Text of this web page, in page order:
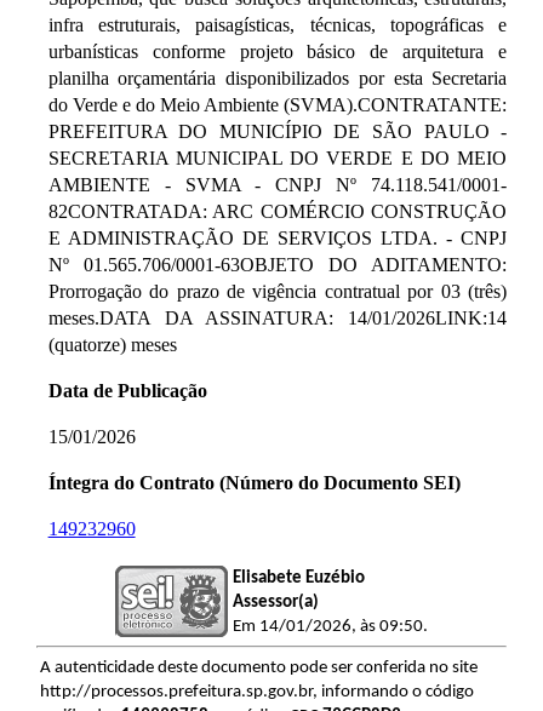
infra estruturais, paisagísticas, técnicas, topográficas e
urbanísticas conforme projeto básico de arquitetura e
planilha orçamentária disponibilizados por esta Secretaria
do Verde e do Meio Ambiente (SVMA).CONTRATANTE:
PREFEITURA DO MUNICÍPIO DE SÃO PAULO -
SECRETARIA MUNICIPAL DO VERDE E DO MEIO
AMBIENTE - SVMA - CNPJ Nº 74.118.541/0001-
82CONTRATADA: ARC COMÉRCIO CONSTRUÇÃO
E ADMINISTRAÇÃO DE SERVIÇOS LTDA. - CNPJ
Nº 01.565.706/0001-63OBJETO DO ADITAMENTO:
Prorrogação do prazo de vigência contratual por 03 (três)
meses.DATA DA ASSINATURA: 14/01/2026LINK:14
(quatorze) meses
Data de Publicação
15/01/2026
Íntegra do Contrato (Número do Documento SEI)
149232960
Elisabete Euzébio
Assessor(a)
Em 14/01/2026, às 09:50.
A autenticidade deste documento pode ser conferida no site
http://processos.prefeitura.sp.gov.br, informando o código